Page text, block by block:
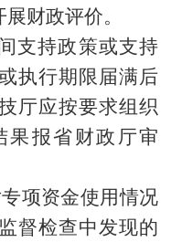
财政评价。
支持政策或支持
执行期限届满后
厅应按要求组织
果报省财政厅审
项资金使用情况
督检查中发现的